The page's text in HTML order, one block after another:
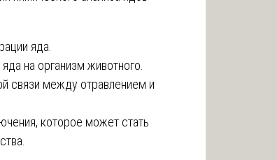
яда.
на организм животного.
связи между отравлением и
которое может стать